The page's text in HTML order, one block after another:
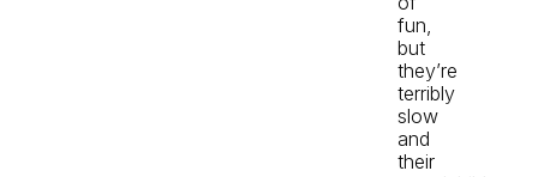
fun,
but
they’re
terribly
slow
and
their